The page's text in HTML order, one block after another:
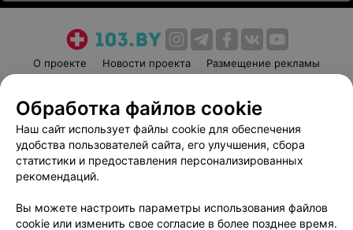
О проекте Новости проекта
Размещение рекламы
Пользовательское соглашение
Способы оплаты
Вакансии
Партнеры
Написать руководителю 103.by
Обработка персональных данных
Обработка файлов cookie
Наш сайт использует файлы cookie для обеспечения
удобства пользователей сайта, его улучшения, сбора
статистики и предоставления персонализированных
рекомендаций.
Вы можете настроить параметры использования файлов
cookie или изменить свое согласие в более позднее время.